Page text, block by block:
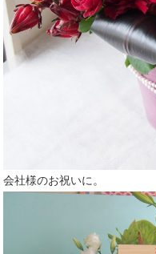
会社様のお祝いに。